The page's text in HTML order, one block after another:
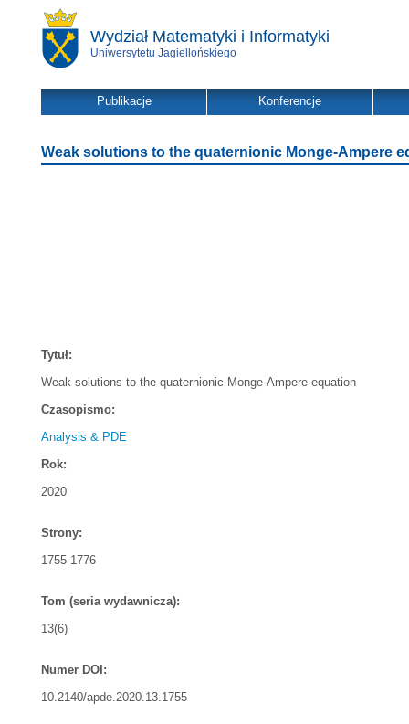
Wydział Matematyki i Informatyki
Uniwersytetu Jagiellońskiego
Publikacje Konferencje
Weak solutions to the quaternionic Monge-Ampere
Tytuł:
Weak solutions to the quaternionic Monge-Ampere equation
Czasopismo:
Analysis & PDE
Rok:
2020
Strony:
1755-1776
Tom (seria wydawnicza):
13(6)
Numer DOI:
10.2140/apde.2020.13.1755